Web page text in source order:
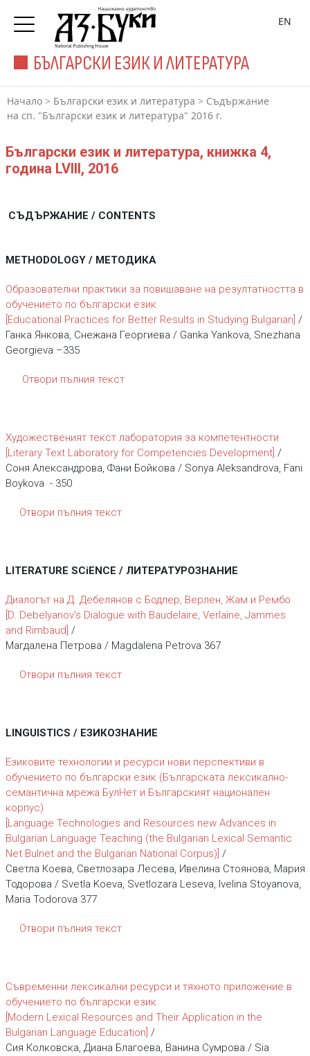
БЪЛГАРСКИ ЕЗИК И ЛИТЕРАТУРА
EN
Начало > Български език и литература > Съдържание
на сп. "Български език и литература" 2016 г.
Български език и литература, книжка 4,
година LVIII, 2016
СЪДЪРЖАНИЕ / CONTENTS
METHODOLOGY / МЕТОДИКА
Образователни практики за повишаване на резултатността в
обучението по български език
[Educational Practices for Better Results in Studying Bulgarian] /
Ганка Янкова, Снежана Георгиева / Ganka Yankova, Snezhana
Georgieva –335
Отвори пълния текст
Художественият текст лаборатория за компетентности
[Literary Text Laboratory for Competencies Development] /
Соня Александрова, Фани Бойкова / Sonya Aleksandrova, Fani
Boykova - 350
Отвори пълния текст
LITERATURE SCiENCE / ЛИТЕРАТУРОЗНАНИЕ
Диалогът на Д. Дебелянов с Бодлер, Верлен, Жам и Рембо
[D. Debelyanov’s Dialogue with Baudelaire, Verlaine, Jammes
and Rimbaud] /
Магдалена Петрова / Magdalena Petrova 367
Отвори пълния текст
LINGUISTICS / ЕЗИКОЗНАНИЕ
Езиковите технологии и ресурси нови перспективи в
обучението по български език (Българската лексикално-
семантична мрежа БулНет и Българският национален
корпус)
[Language Technologies and Resources new Advances in
Bulgarian Language Teaching (the Bulgarian Lexical Semantic
Net Bulnet and the Bulgarian National Corpus)] /
Светла Коева, Светлозара Лесева, Ивелина Стоянова, Мария
Тодорова / Svetla Koeva, Svetlozara Leseva, Ivelina Stoyanova,
Maria Todorova 377
Отвори пълния текст
Съвременни лексикални ресурси и тяхното приложение в
обучението по български език
[Modern Lexical Resources and Their Application in the
Bulgarian Language Education] /
Сия Колковска, Диана Благоева, Ванина Сумрова / Sia